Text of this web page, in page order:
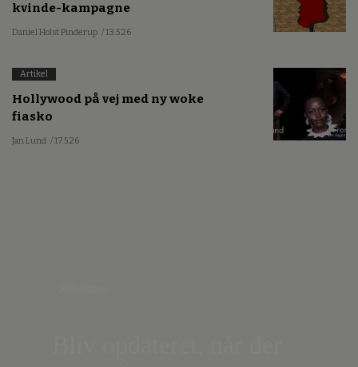
kvinde-kampagne
Daniel Holst Pinderup / 13.5.26
Artikel
Hollywood på vej med ny woke
fiasko
Jan Lund / 17.5.26